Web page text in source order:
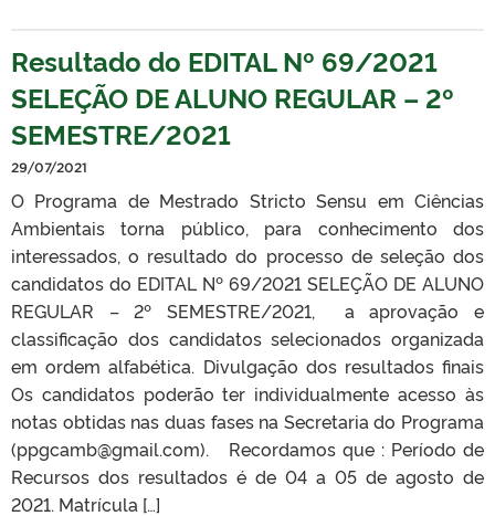
Resultado do EDITAL Nº 69/2021
SELEÇÃO DE ALUNO REGULAR – 2º
SEMESTRE/2021
29/07/2021
O Programa de Mestrado Stricto Sensu em Ciências
Ambientais torna público, para conhecimento dos
interessados, o resultado do processo de seleção dos
candidatos do EDITAL Nº 69/2021 SELEÇÃO DE ALUNO
REGULAR – 2º SEMESTRE/2021, a aprovação e
classificação dos candidatos selecionados organizada
em ordem alfabética. Divulgação dos resultados finais
Os candidatos poderão ter individualmente acesso às
notas obtidas nas duas fases na Secretaria do Programa
(ppgcamb@gmail.com). Recordamos que : Período de
Recursos dos resultados é de 04 a 05 de agosto de
2021. Matrícula […]